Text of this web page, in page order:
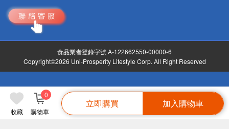
收藏 購物車
0
立即購買 加入購物車
食品業者登錄字號 A-122662550-00000-6
Copyright©2026 Uni-Prosperity Lifestyle Corp. All Right Reserved